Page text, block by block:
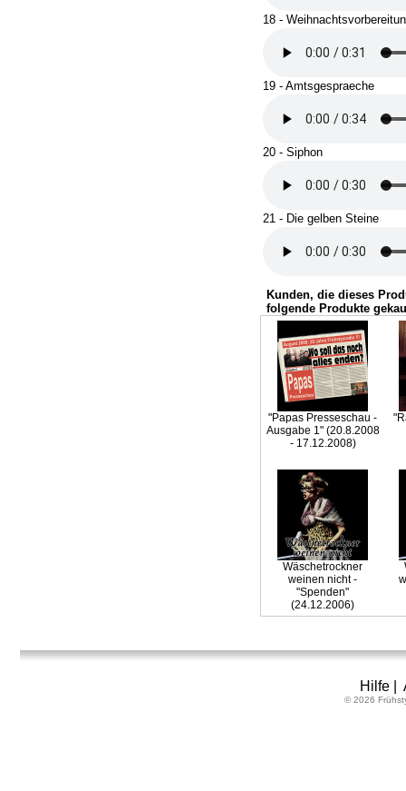
18 -
19 - Amtsgespraeche
20 - Siphon
21 - Die gelben Steine
Kunden, die dieses
folgende Produkte
"Papas Presseschau -
Ausgabe 1" (20.8.2008
- 17.12.2008)
Wäschetrockner
weinen nicht -
"Spenden"
(24.12.2006)
Hilfe|
© 2026